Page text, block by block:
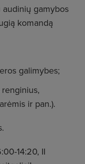
gamybos
komandą
galimybes;
ir pan.).
14:20, II